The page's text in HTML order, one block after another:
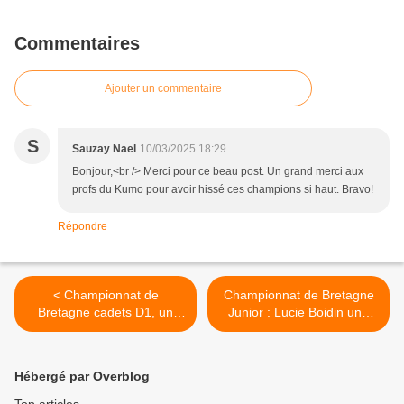
Commentaires
Ajouter un commentaire
S Sauzay Nael 10/03/2025 18:29
Bonjour,<br /> Merci pour ce beau post. Un grand merci aux
profs du Kumo pour avoir hissé ces champions si haut. Bravo!
Répondre
< Championnat de
Bretagne cadets D1, un
résultat timide cette saison
Championnat de Bretagne
Junior : Lucie Boidin une
nouvelle fois qualifiée au
Hébergé par Overblog